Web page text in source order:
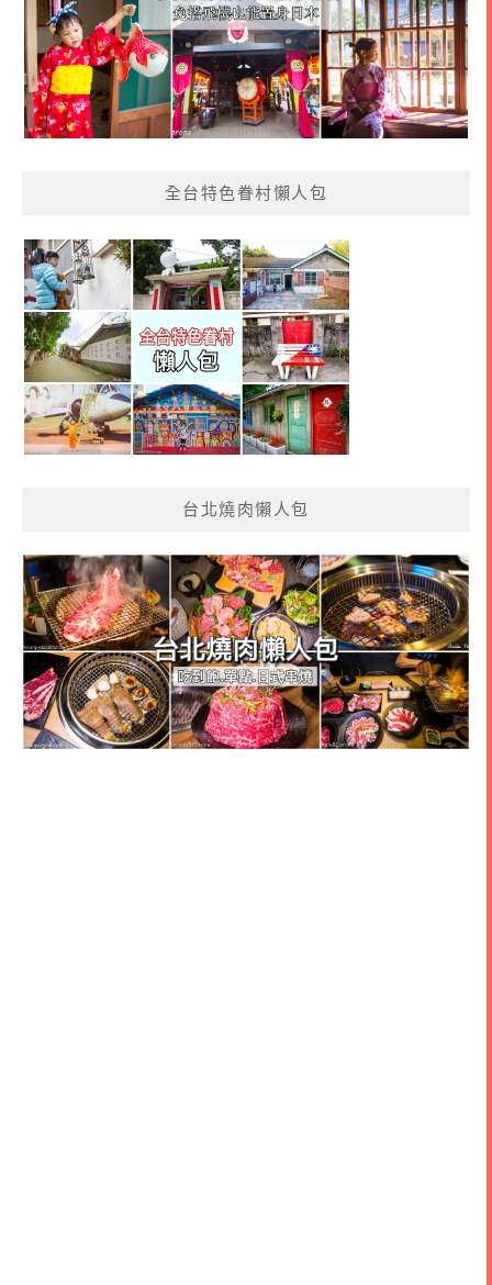
全台特色眷村懶人包
台北燒肉懶人包